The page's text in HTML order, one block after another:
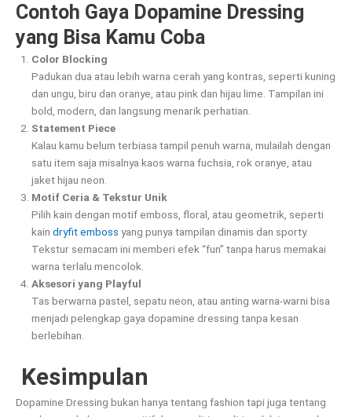
Contoh Gaya Dopamine Dressing
yang Bisa Kamu Coba
Color Blocking
Padukan dua atau lebih warna cerah yang kontras, seperti kuning
dan ungu, biru dan oranye, atau pink dan hijau lime. Tampilan ini
bold, modern, dan langsung menarik perhatian.
Statement Piece
Kalau kamu belum terbiasa tampil penuh warna, mulailah dengan
satu item saja misalnya kaos warna fuchsia, rok oranye, atau
jaket hijau neon.
Motif Ceria & Tekstur Unik
Pilih kain dengan motif emboss, floral, atau geometrik, seperti
kain dryfit emboss yang punya tampilan dinamis dan sporty.
Tekstur semacam ini memberi efek “fun” tanpa harus memakai
warna terlalu mencolok.
Aksesori yang Playful
Tas berwarna pastel, sepatu neon, atau anting warna-warni bisa
menjadi pelengkap gaya dopamine dressing tanpa kesan
berlebihan.
Kesimpulan
Dopamine Dressing bukan hanya tentang fashion tapi juga tentang